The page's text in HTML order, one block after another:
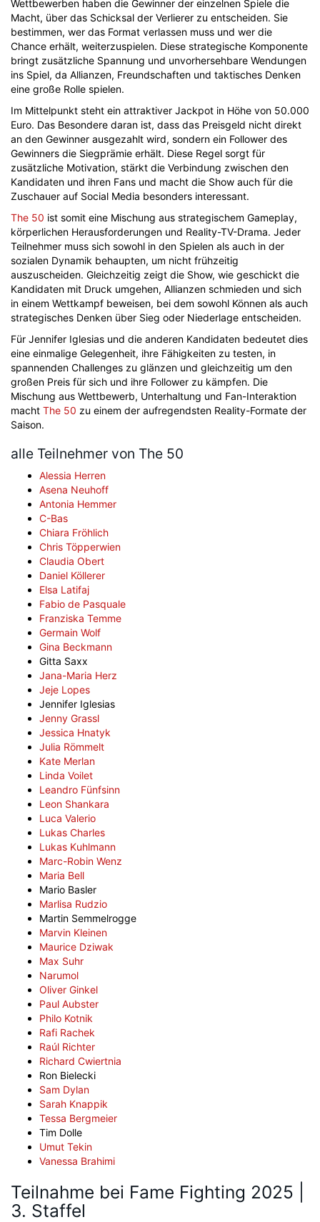
Wettbewerben haben die Gewinner der einzelnen Spiele die
Macht, über das Schicksal der Verlierer zu entscheiden. Sie
bestimmen, wer das Format verlassen muss und wer die
Chance erhält, weiterzuspielen. Diese strategische Komponente
bringt zusätzliche Spannung und unvorhersehbare Wendungen
ins Spiel, da Allianzen, Freundschaften und taktisches Denken
eine große Rolle spielen.
Im Mittelpunkt steht ein attraktiver Jackpot in Höhe von 50.000
Euro. Das Besondere daran ist, dass das Preisgeld nicht direkt
an den Gewinner ausgezahlt wird, sondern ein Follower des
Gewinners die Siegprämie erhält. Diese Regel sorgt für
zusätzliche Motivation, stärkt die Verbindung zwischen den
Kandidaten und ihren Fans und macht die Show auch für die
Zuschauer auf Social Media besonders interessant.
The 50 ist somit eine Mischung aus strategischem Gameplay,
körperlichen Herausforderungen und Reality-TV-Drama. Jeder
Teilnehmer muss sich sowohl in den Spielen als auch in der
sozialen Dynamik behaupten, um nicht frühzeitig
auszuscheiden. Gleichzeitig zeigt die Show, wie geschickt die
Kandidaten mit Druck umgehen, Allianzen schmieden und sich
in einem Wettkampf beweisen, bei dem sowohl Können als auch
strategisches Denken über Sieg oder Niederlage entscheiden.
Für Jennifer Iglesias und die anderen Kandidaten bedeutet dies
eine einmalige Gelegenheit, ihre Fähigkeiten zu testen, in
spannenden Challenges zu glänzen und gleichzeitig um den
großen Preis für sich und ihre Follower zu kämpfen. Die
Mischung aus Wettbewerb, Unterhaltung und Fan-Interaktion
macht The 50 zu einem der aufregendsten Reality-Formate der
Saison.
alle Teilnehmer von The 50
Alessia Herren
Asena Neuhoff
Antonia Hemmer
C-Bas
Chiara Fröhlich
Chris Töpperwien
Claudia Obert
Daniel Köllerer
Elsa Latifaj
Fabio de Pasquale
Franziska Temme
Germain Wolf
Gina Beckmann
Gitta Saxx
Jana-Maria Herz
Jeje Lopes
Jennifer Iglesias
Jenny Grassl
Jessica Hnatyk
Julia Römmelt
Kate Merlan
Linda Voilet
Leandro Fünfsinn
Leon Shankara
Luca Valerio
Lukas Charles
Lukas Kuhlmann
Marc-Robin Wenz
Maria Bell
Mario Basler
Marlisa Rudzio
Martin Semmelrogge
Marvin Kleinen
Maurice Dziwak
Max Suhr
Narumol
Oliver Ginkel
Paul Aubster
Philo Kotnik
Rafi Rachek
Raúl Richter
Richard Cwiertnia
Ron Bielecki
Sam Dylan
Sarah Knappik
Tessa Bergmeier
Tim Dolle
Umut Tekin
Vanessa Brahimi
Teilnahme bei Fame Fighting 2025 |
3. Staffel